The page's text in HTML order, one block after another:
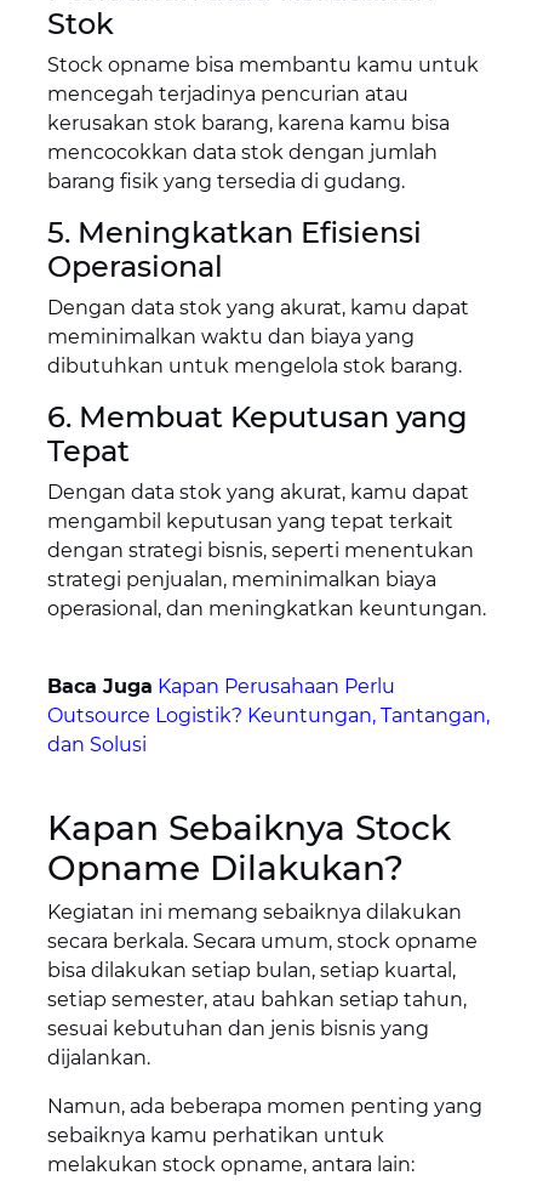
Stok
Stock opname bisa membantu kamu untuk
mencegah terjadinya pencurian atau
kerusakan stok barang, karena kamu bisa
mencocokkan data stok dengan jumlah
barang fisik yang tersedia di gudang.
5. Meningkatkan Efisiensi
Operasional
Dengan data stok yang akurat, kamu dapat
meminimalkan waktu dan biaya yang
dibutuhkan untuk mengelola stok barang.
6. Membuat Keputusan yang
Tepat
Dengan data stok yang akurat, kamu dapat
mengambil keputusan yang tepat terkait
dengan strategi bisnis, seperti menentukan
strategi penjualan, meminimalkan biaya
operasional, dan meningkatkan keuntungan.
Baca Juga Kapan Perusahaan Perlu
Outsource Logistik? Keuntungan, Tantangan,
dan Solusi
Kapan Sebaiknya Stock
Opname Dilakukan?
Kegiatan ini memang sebaiknya dilakukan
secara berkala. Secara umum, stock opname
bisa dilakukan setiap bulan, setiap kuartal,
setiap semester, atau bahkan setiap tahun,
sesuai kebutuhan dan jenis bisnis yang
dijalankan.
Namun, ada beberapa momen penting yang
sebaiknya kamu perhatikan untuk
melakukan stock opname, antara lain: